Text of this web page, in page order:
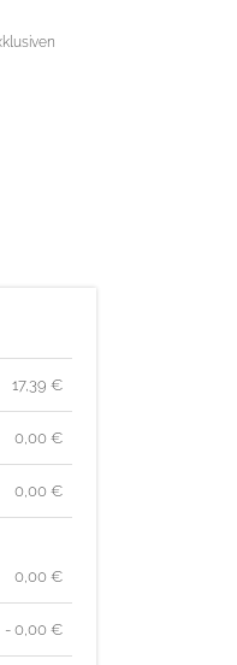
17,39 €
0,00 €
0,00 €
0,00 €
- 0,00 €